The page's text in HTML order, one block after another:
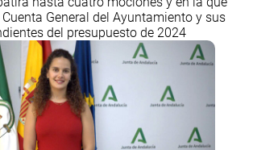
General del Ayuntamiento y sus
del presupuesto de 2024